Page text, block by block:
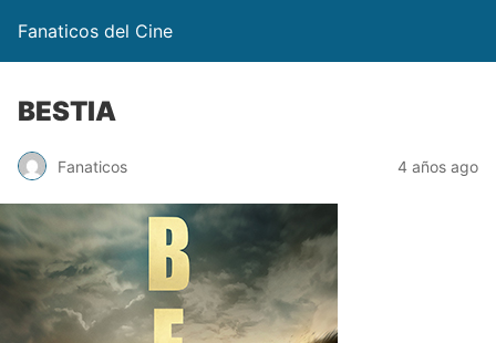
Fanaticos del Cine
BESTIA
Fanaticos 4 años ago